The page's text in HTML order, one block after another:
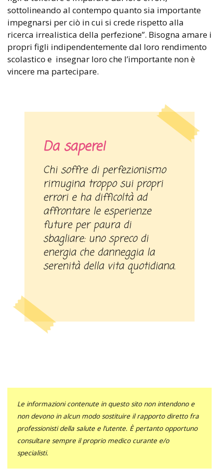
sottolineando al contempo quanto sia importante
impegnarsi per ciò in cui si crede rispetto alla
ricerca irrealistica della perfezione”. Bisogna amare i
propri figli indipendentemente dal loro rendimento
scolastico e insegnar loro che l’importante non è
vincere ma partecipare.
Da sapere!
Chi soffre di perfezionismo
rimugina troppo sui propri
errori e ha difficoltà ad
affrontare le esperienze
future per paura di
sbagliare: uno spreco di
energia che danneggia la
serenità della vita quotidiana.
Le informazioni contenute in questo sito non intendono e
non devono in alcun modo sostituire il rapporto diretto fra
professionisti della salute e l’utente. È pertanto opportuno
consultare sempre il proprio medico curante e/o
specialisti.